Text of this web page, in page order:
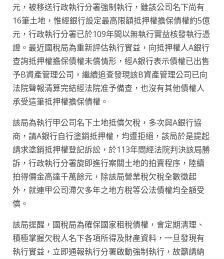
元，被移送行政執行分署強制執行，雖該公司名下尚有
16筆土地，惟經銀行設定最高限額抵押權擔保債權約5億
元，行政執行分署已於109年間以無執行實益核發執行憑
證。最近國稅局為重新評估執行實益，向抵押權人A銀行
查詢抵押權擔保債權未償情形，經A銀行表示債權已出售
予B資產管理公司，繼續追查發現該B資產管理公司已向
法院聲報清算完結經法院准予備查，也沒有其他債權人
承受這筆抵押權擔保債權。
該局為執行甲公司名下土地抵償欠稅，多次與A銀行協
商，請A銀行自行塗銷抵押權，均遭拒絕，該局於是提起
請求塗銷抵押權登記訴訟，於113年間經法院判決該局勝
訴，行政執行分署旋即進行案關土地的拍賣程序，陸續
拍得價金高達千萬餘元，除該局營業稅欠稅全數徵起
外，就連甲公司滯欠多年之地方稅等公法債權均全額受
償。
該局提醒，國稅局為確保國家租稅債權，會定期清理、
積極掌握欠稅人名下各項所得及財產資料，一旦發現有
執行實益，立即通報執行分署啟動強制執行，故籲請納